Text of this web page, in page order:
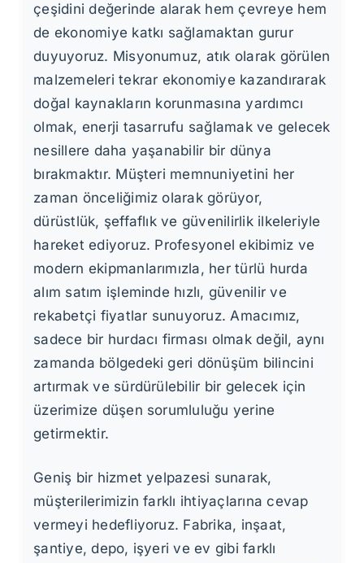
çeşidini değerinde alarak hem çevreye hem
de ekonomiye katkı sağlamaktan gurur
duyuyoruz. Misyonumuz, atık olarak görülen
malzemeleri tekrar ekonomiye kazandırarak
doğal kaynakların korunmasına yardımcı
olmak, enerji tasarrufu sağlamak ve gelecek
nesillere daha yaşanabilir bir dünya
bırakmaktır. Müşteri memnuniyetini her
zaman önceliğimiz olarak görüyor,
dürüstlük, şeffaflık ve güvenilirlik ilkeleriyle
hareket ediyoruz. Profesyonel ekibimiz ve
modern ekipmanlarımızla, her türlü hurda
alım satım işleminde hızlı, güvenilir ve
rekabetçi fiyatlar sunuyoruz. Amacımız,
sadece bir hurdacı firması olmak değil, aynı
zamanda bölgedeki geri dönüşüm bilincini
artırmak ve sürdürülebilir bir gelecek için
üzerimize düşen sorumluluğu yerine
getirmektir.
Geniş bir hizmet yelpazesi sunarak,
müşterilerimizin farklı ihtiyaçlarına cevap
vermeyi hedefliyoruz. Fabrika, inşaat,
şantiye, depo, işyeri ve ev gibi farklı